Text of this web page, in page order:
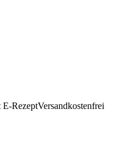
E-RezeptVersandkostenfrei